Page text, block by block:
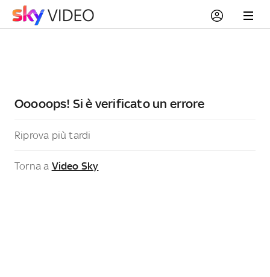
Ooooops! Si è verificato un errore
Riprova più tardi
Torna a Video Sky